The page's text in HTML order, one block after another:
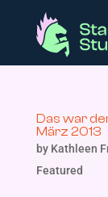
Das war
März 2013
by Kathleen
Featured